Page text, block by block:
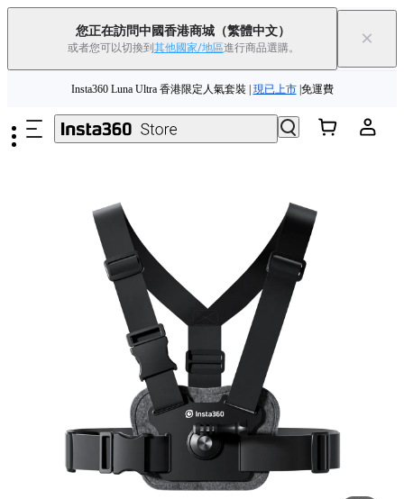
您正在訪問中國香港商城 （繁體中文）
或者您可以切換到 其他國家/地區進行商品選購。 ×
Insta360 Luna Ultra 香港限定人氣套裝 | 現已上市|免運費
夏季優惠 | 精選商品低至 立即選購
Insta360 Luna Ultra 香港限定人氣套裝 | 現已上市 |免運費